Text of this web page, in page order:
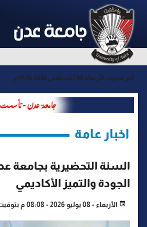
آخر تحديث : الأربعاء-05 أغسطس 2026-09:36م
اخبار عامة
السنة التحضيرية بجامعة
الجودة والتميز الأكاديمي
الأربعاء - 08 يوليو 2026 - 08:08 م بتوقيت عدن